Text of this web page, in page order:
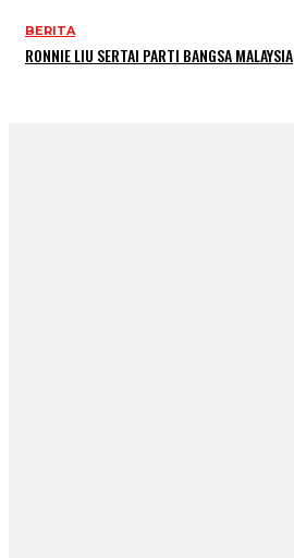
BERITA
RONNIE LIU SERTAI PARTI BANGSA MALAYSIA